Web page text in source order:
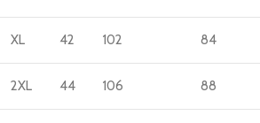
XL 42 102 84
2XL 44 106 88